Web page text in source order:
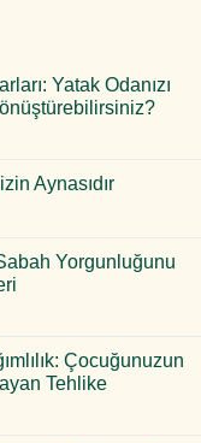
Yatak Odanızı
Aynasıdır
Yorgunluğunu
Çocuğunuzun
Tehlike